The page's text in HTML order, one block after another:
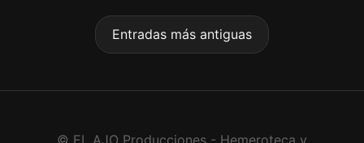
Entradas más antiguas